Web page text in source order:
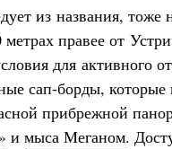
из названия, тоже
правее от
для активного
сап-борды, которые
прибрежной
и мыса Меганом.